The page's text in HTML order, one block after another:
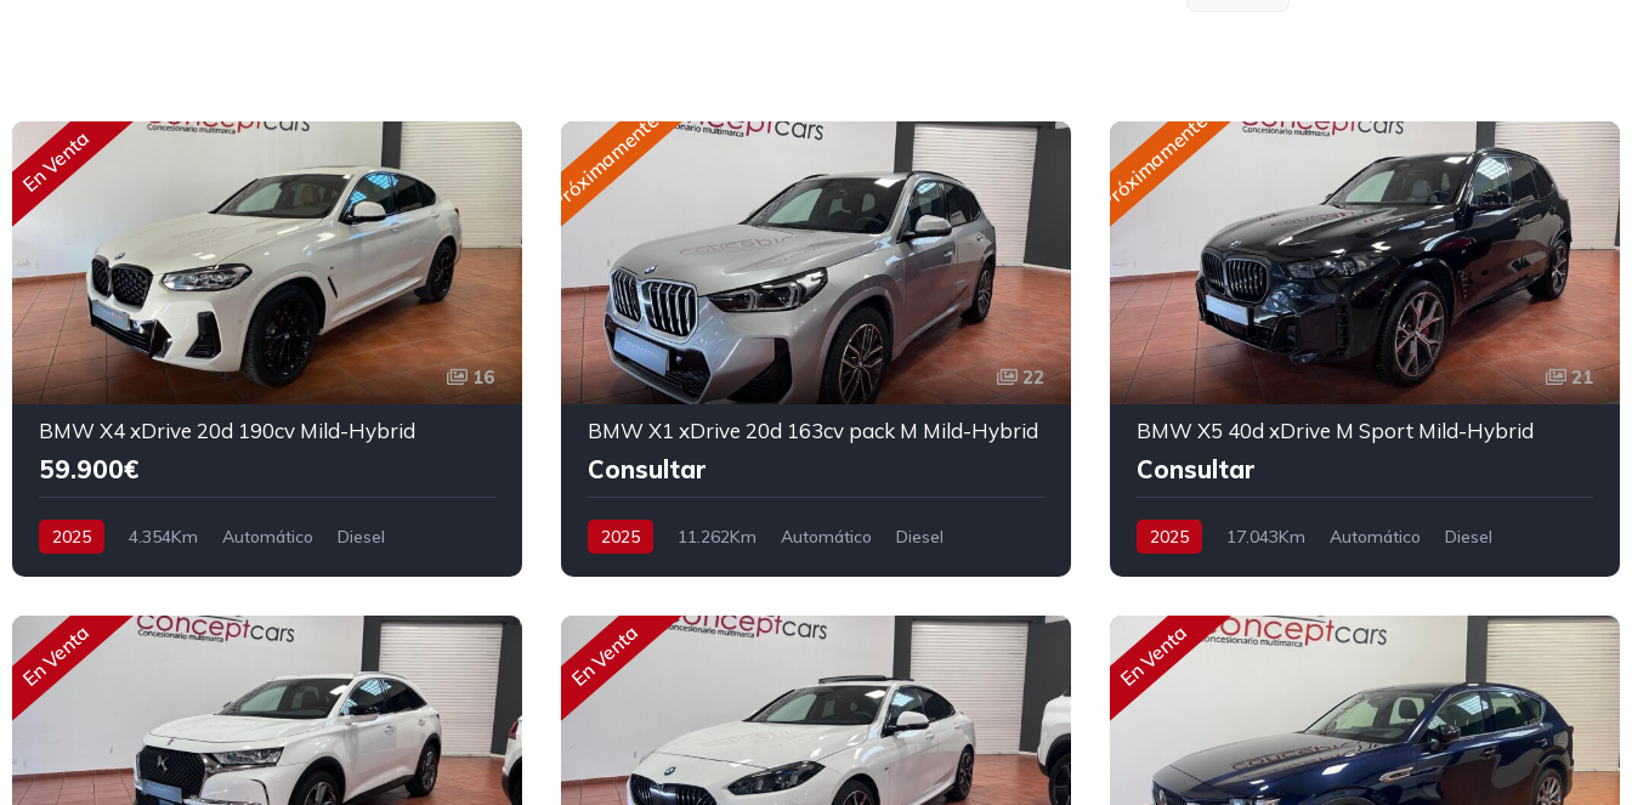
En Venta
16
BMW X4 xDrive 20d 190cv Mild-Hybrid
59.900€
2025 4.354Km Automático
Diesel
Próximamente
22
BMW X1 xDrive 20d 163cv pack M Mild-Hybrid
Consultar
2025 11.262Km Automático
Diesel
Próximamente
21
BMW X5 40d xDrive M Sport Mild-Hybrid
Consultar
2025 17.043Km Automático
Diesel
En Venta En Venta En Venta